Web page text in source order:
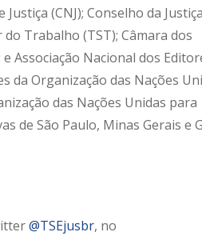
(CNJ); Conselho da Justiça
Trabalho (TST); Câmara dos
Associação Nacional dos
da Organização das Nações
das Nações Unidas para
de São Paulo, Minas Gerais e
@TSEjusbr, no